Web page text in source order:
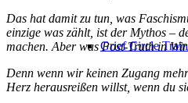
Grief Circle
Das hat damit zu tun, was
einzige was zählt, ist der Mythos –
machen. Aber was Post-Truth in
Denn wenn wir keinen Zugang
Herz herausreißen willst, wenn du